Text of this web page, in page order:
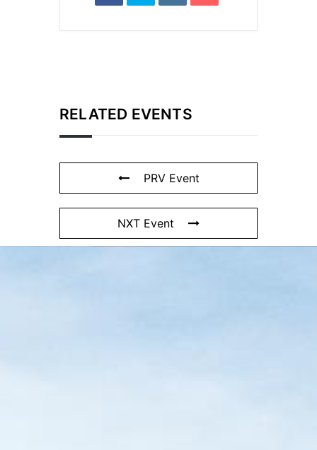
RELATED EVENTS
PRV Event
NXT Event